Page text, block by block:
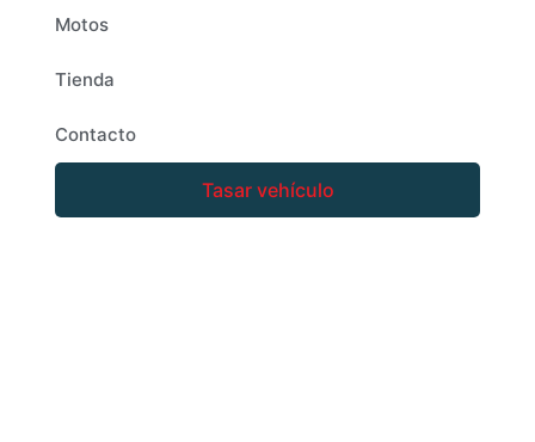
Motos
Tienda
Contacto
Tasar vehículo